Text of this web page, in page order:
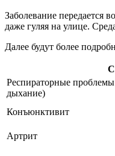
Заболевание передается
даже гуляя на улице.
Далее будут более
Респираторные
дыхание)
Конъюнктивит
Артрит